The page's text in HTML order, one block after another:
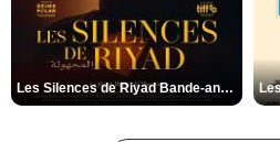
Les Silences de Riyad Bande-annonce VO STFR